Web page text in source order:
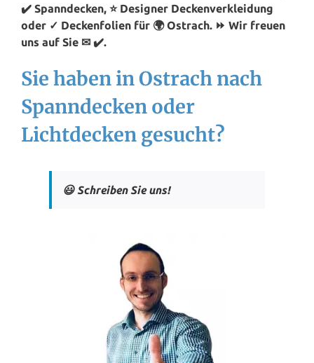
✔️ Spanndecken, ⭐ Designer Deckenverkleidung
oder ✓ Deckenfolien für 🌍 Ostrach. ⏩ Wir freuen
uns auf Sie ✉ ✔️.
Sie haben in Ostrach nach
Spanndecken oder
Lichtdecken gesucht?
😃 Schreiben Sie uns!